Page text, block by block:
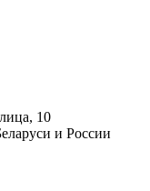
10
и России